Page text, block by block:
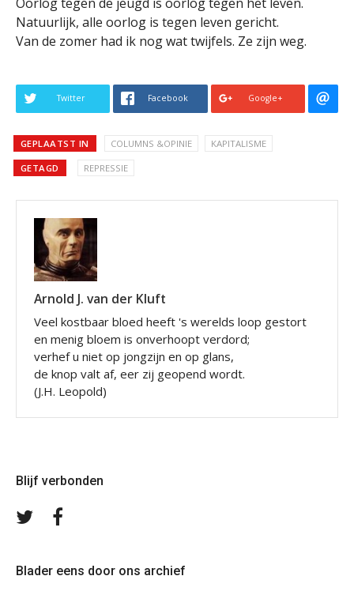
Natuurlijk, alle oorlog is tegen leven gericht.
Van de zomer had ik nog wat twijfels. Ze zijn weg.
Twitter Facebook Google+
GEPLAATST IN COLUMNS &OPINIE KAPITALISME
GETAGD REPRESSIE
Arnold J. van der Kluft
Veel kostbaar bloed heeft 's werelds loop gestort
en menig bloem is onverhoopt verdord;
verhef u niet op jongzijn en op glans,
de knop valt af, eer zij geopend wordt.
(J.H. Leopold)
Blijf verbonden
Volg
Blader eens door ons archief